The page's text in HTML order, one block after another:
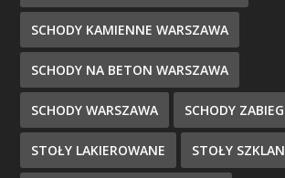
SCHODY KAMIENNE WARSZAWA
SCHODY NA BETON WARSZAWA
SCHODY WARSZAWA SCHODY
STOŁY LAKIEROWANE STOŁY